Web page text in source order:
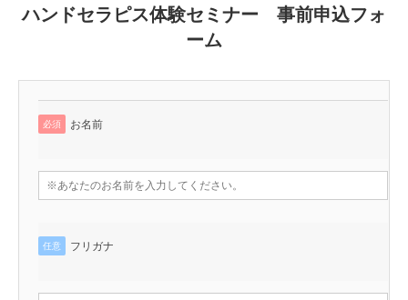
ハンドセラピス体験セミナー 事前申込フォ
ーム
必須 お名前
任意 フリガナ